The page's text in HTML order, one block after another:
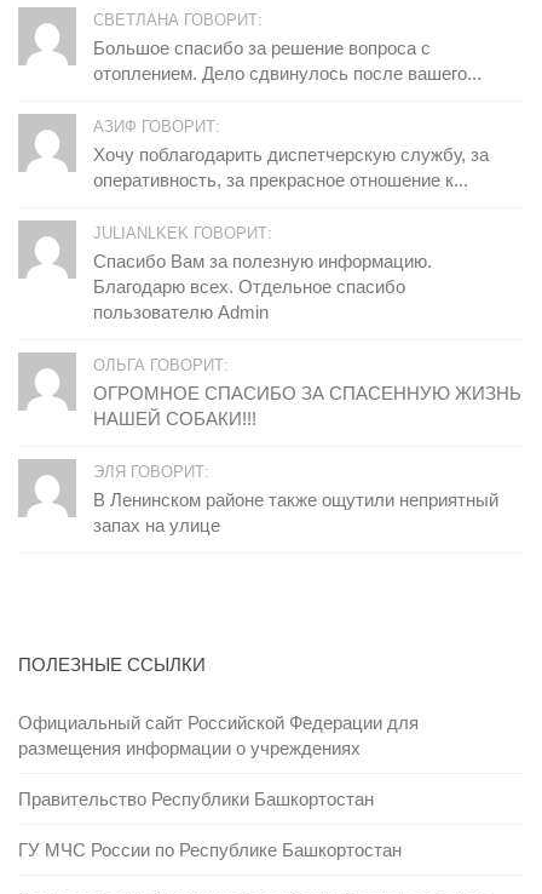
СВЕТЛАНА ГОВОРИТ:
Большое спасибо за решение вопроса с
отоплением. Дело сдвинулось после вашего...
АЗИФ ГОВОРИТ:
Хочу поблагодарить диспетчерскую службу, за
оперативность, за прекрасное отношение к...
JULIANLKEK ГОВОРИТ:
Спасибо Вам за полезную информацию.
Благодарю всех. Отдельное спасибо
пользователю Admin
ОЛЬГА ГОВОРИТ:
ОГРОМНОЕ СПАСИБО ЗА СПАСЕННУЮ ЖИЗНЬ
НАШЕЙ СОБАКИ!!!
ЭЛЯ ГОВОРИТ:
В Ленинском районе также ощутили неприятный
запах на улице
ПОЛЕЗНЫЕ ССЫЛКИ
Официальный сайт Российской Федерации для
размещения информации о учреждениях
Правительство Республики Башкортостан
ГУ МЧС России по Республике Башкортостан